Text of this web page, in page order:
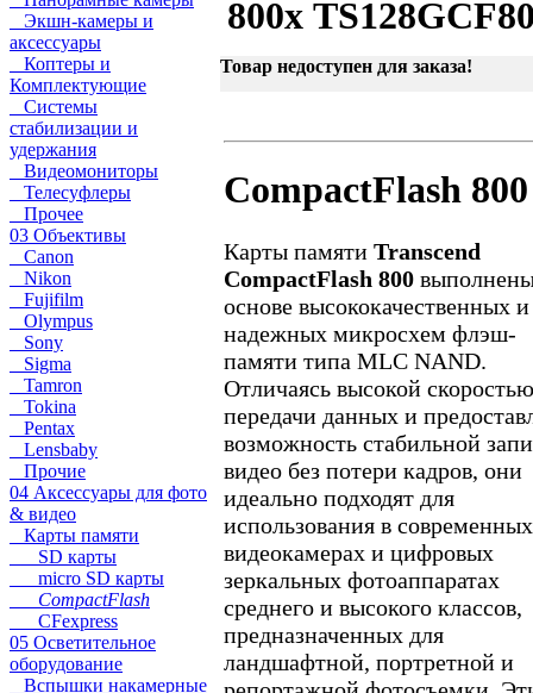
Экшн-камеры и
аксессуары
Коптеры и
Комплектующие
Системы
стабилизации и
удержания
Видеомониторы
Телесуфлеры
Прочее
03 Объективы
Canon
Nikon
Fujifilm
Olympus
Sony
Sigma
Tamron
Tokina
Pentax
Lensbaby
Прочие
04 Аксессуары для фото
& видео
Карты памяти
SD карты
micro SD карты
CompactFlash
CFexpress
05 Осветительное
оборудование
Вспышки накамерные
800х
Товар недоступен для заказа!
CompactFlash 800
Карты памяти Transcend
CompactFlash 800
основе высококачественных и
надежных микросхем флэш-
памяти типа MLC NAND.
Отличаясь высокой скоростью
передачи данных и
возможность стабильной
видео без потери кадров, они
идеально подходят для
использования в современных
видеокамерах и цифровых
зеркальных фотоаппаратах
среднего и высокого классов,
предназначенных для
ландшафтной, портретной и